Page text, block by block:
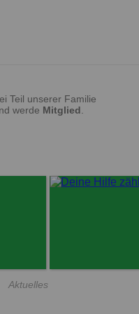
Teil unserer Familie
werde Mitglied
Aktuelles